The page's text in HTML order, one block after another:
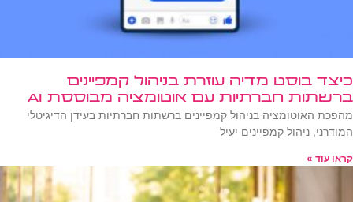
כיצד בוסט מדיה עוזרת בניהול קמפיינים
ברשתות חברתיות עם אוטומציה מבוססת AI
מהפכת האוטומציה בניהול קמפיינים ברשתות חברתיות בעידן הדיגיטלי
המודרני, ניהול קמפיינים יעיל
קראו עוד »